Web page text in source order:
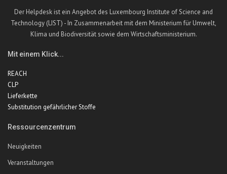
Der Helpdesk ist ein Angebot des Luxembourg Institute of Science and
Technology (LIST) - In Zusammenarbeit mit dem Ministerium für Umwelt,
Klima und Biodiversität sowie dem Wirtschaftsministerium.
Mit einem Klick...
REACH
CLP
Lieferkette
Substitution gefährlicher Stoffe
Ressourcenzentrum
Neuigkeiten
Veranstaltungen